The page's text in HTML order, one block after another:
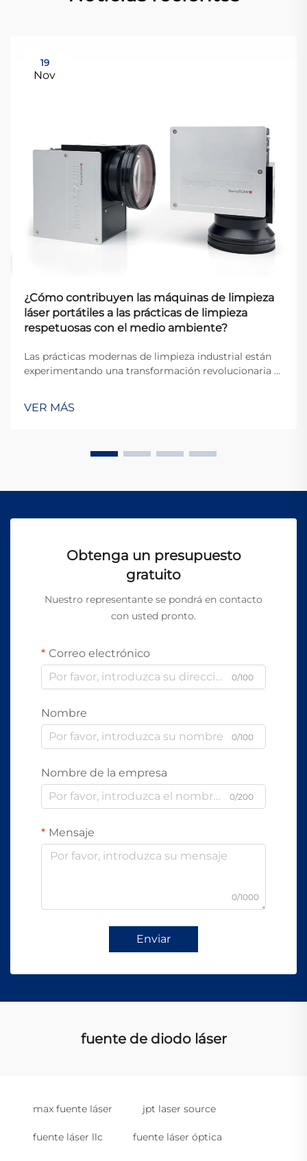
19
Nov
¿Cómo contribuyen las máquinas de limpieza
láser portátiles a las prácticas de limpieza
respetuosas con el medio ambiente?
Las prácticas modernas de limpieza industrial están
experimentando una transformación revolucionaria a
sostenibles y respetuosas con el medio ambiente. Los
métodos tradicionales de limpieza suelen basarse en
VER MÁS
Obtenga un presupuesto
gratuito
Nuestro representante se pondrá en contacto
con usted pronto.
Correo electrónico
0/100
Nombre
0/100
Nombre de la empresa
0/200
Mensaje
0/1000
Enviar
fuente de diodo láser
max fuente láser jpt laser source
fuente láser llc fuente láser óptica